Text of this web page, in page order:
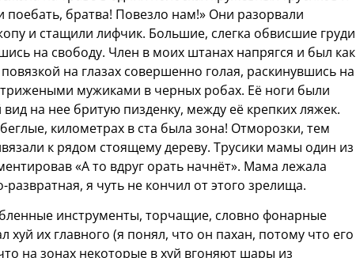
братва! Повезло нам!» Они разорвали
и стащили лифчик. Большие, слегка обвисшие груди
на свободу. Член в моих штанах напрягся и был как
на глазах совершенно голая, раскинувшись на
мужиками в черных робах. Её ноги были
на нее бритую пизденку, между её крепких ляжек.
километрах в ста была зона! Отморозки, тем
к рядом стоящему дереву. Трусики мамы один из
«А то вдруг орать начнёт». Мама лежала
я чуть не кончил от этого зрелища.
инструменты, торчащие, словно фонарные
их главного (я понял, что он пахан, потому что его
на зонах некоторые в хуй вгоняют шары из